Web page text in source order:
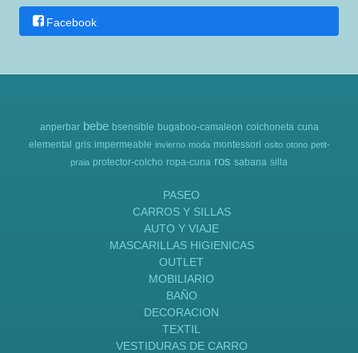
Facebook
anperbar bebe bsensible bugaboo-camaleon colchoneta cuna
elemental gris impermeable invierno moda montessori osito otono petit-
praia protector-colcho ropa-cuna ros sabana silla
PASEO
CARROS Y SILLAS
AUTO Y VIAJE
MASCARILLAS HIGIENICAS
OUTLET
MOBILIARIO
BAÑO
DECORACION
TEXTIL
VESTIDURAS DE CARRO